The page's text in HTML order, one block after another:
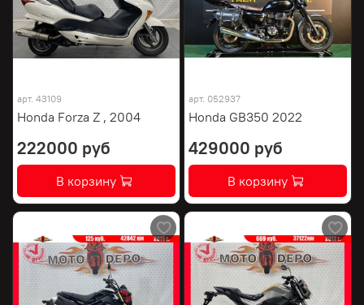
арт. 43109
Honda Forza Z , 2004
222000 руб
В корзину
арт. 052937
Honda GB350 2022
429000 руб
В корзину